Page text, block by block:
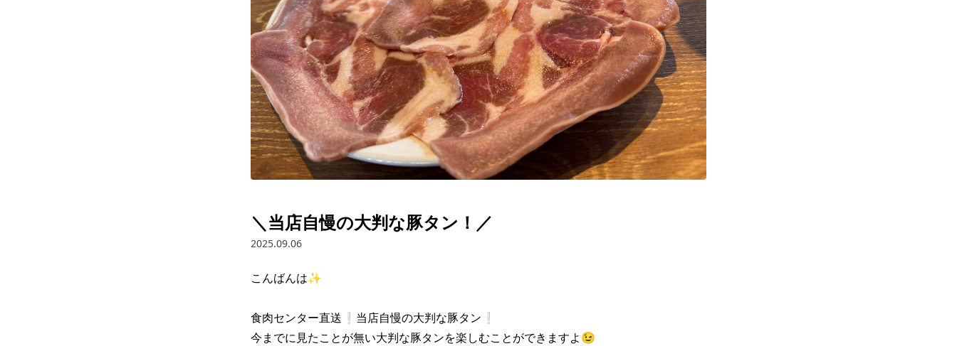
＼当店自慢の大判な豚タン！／
2025.09.06
こんばんは✨
食肉センター直送❕当店自慢の大判な豚タン❕
今までに見たことが無い大判な豚タンを楽しむことができますよ😉